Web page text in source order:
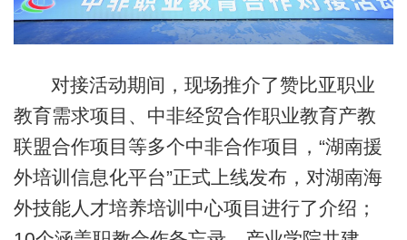
对接活动期间，现场推介了赞比亚职业
教育需求项目、中非经贸合作职业教育产教
联盟合作项目等多个中非合作项目，“湖南援
外培训信息化平台”正式上线发布，对湖南海
外技能人才培养培训中心项目进行了介绍；